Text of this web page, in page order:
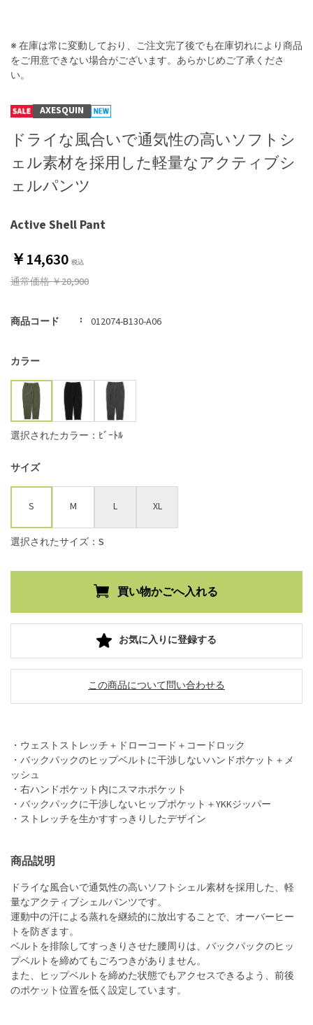
※ 在庫は常に変動しており、ご注文完了後でも在庫切れにより商品
をご用意できない場合がございます。あらかじめご了承くださ
い。
Active Shell Pant
AXESQUIN
ドライな風合いで通気性の高いソフトシ
ェル素材を採用した軽量なアクティブシ
ェルパンツ
￥14,630
通常価格￥20,900
商品コード 012074-B130-A06
カラー
選択されたカラー：ﾋﾞｰﾄﾙ
サイズ
S M L XL
選択されたサイズ：S
お気に入りに登録する
この商品について問い合わせる
・ウェストストレッチ＋ドローコード＋コードロック
・バックパックのヒップベルトに干渉しないハンドポケット＋メ
ッシュ
・右ハンドポケット内にスマホポケット
・バックパックに干渉しないヒップポケット＋YKKジッパー
・ストレッチを生かすすっきりしたデザイン
商品説明
ドライな風合いで通気性の高いソフトシェル素材を採用した、軽
量なアクティブシェルパンツです。
運動中の汗による蒸れを継続的に放出することで、オーバーヒー
トを防ぎます。
ベルトを排除してすっきりさせた腰周りは、バックパックのヒッ
プベルトを締めてもごろつきがありません。
また、ヒップベルトを締めた状態でもアクセスできるよう、前後
のポケット位置を低く設定しています。